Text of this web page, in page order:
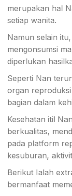
merupakan hal
setiap wanita.
Namun selain
mengonsumsi
diperlukan
Seperti Nan
organ
bagian dalam
Kesehatan itil
berkualitas,
pada platform
kesuburan,
Berikut Ialah
bermanfaat